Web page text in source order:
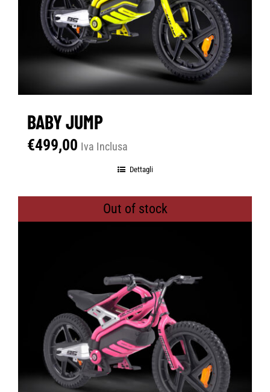
BABY JUMP
€499,00 Iva Inclusa
Dettagli
Out of stock